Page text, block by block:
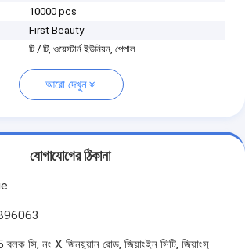
10000 pcs
First Beauty
টি / টি, ওয়েস্টার্ন ইউনিয়ন, পেপাল
আরো দেখুন
যোগাযোগের ঠিকানা
সি, নং X জিনয়ুয়ান রোড, জিয়াংইন সিটি, জিয়াংসু